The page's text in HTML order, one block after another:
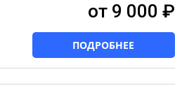
от 9 000 ₽
ПОДРОБНЕЕ